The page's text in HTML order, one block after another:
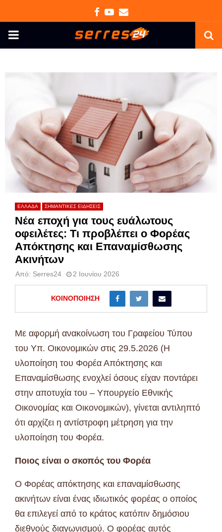
Facebook
Youtube
Email
PRIMARY
ΕΛΛΑΔΑ ΣΗΜΑΝΤΙΚΕΣ ΕΙΔΗΣΕΙΣ
Νέα εποχή για τους ευάλωτους
οφειλέτες: Τι προβλέπει ο Φορέας
Απόκτησης και Επαναμίσθωσης
Ακινήτων
Από: Serres24 2 Ιουνίου 2026
ΚΟΙΝΟΠΟΊΗΣΗ
Με αφορμή ανακοίνωση του Γραφείου Τύπου
του Υπ. Οικονομικών στις 29.5.2026 (Η
υλοποίηση του Φορέα Απόκτησης και
Επαναμίσθωσης ενοχλεί όσους είχαν ποντάρει
στην αποτυχία του – Υπουργείο Εθνικής
Οικονομίας και Οικονομικών), γίνεται αντιληπτό
ότι αρχίζει η αντίστροφη μέτρηση για την
υλοποίηση του Φορέα.
Ποιος είναι ο σκοπός του Φορέα
Ο Φορέας απόκτησης και επαναμίσθωσης
ακινήτων είναι ένας ιδιωτικός φορέας ο οποίος
θα επιλεγεί από το κράτος κατόπιν δημόσιου
διεθνούς διαγωνισμού. Ο φορέας αυτός